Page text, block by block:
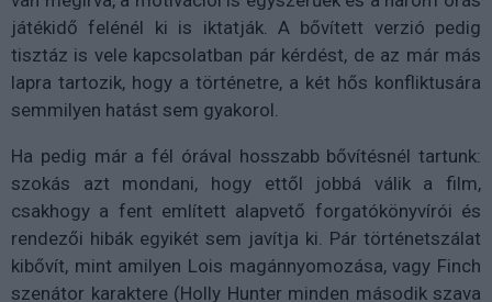
játékidő felénél ki is iktatják. A bővített verzió pedig
tisztáz is vele kapcsolatban pár kérdést, de az már más
lapra tartozik, hogy a történetre, a két hős konfliktusára
semmilyen hatást sem gyakorol.
Ha pedig már a fél órával hosszabb bővítésnél tartunk:
szokás azt mondani, hogy ettől jobbá válik a film,
csakhogy a fent említett alapvető forgatókönyvírói és
rendezői hibák egyikét sem javítja ki. Pár történetszálat
kibővít, mint amilyen Lois magánnyomozása, vagy Finch
szenátor karaktere (Holly Hunter minden második szava